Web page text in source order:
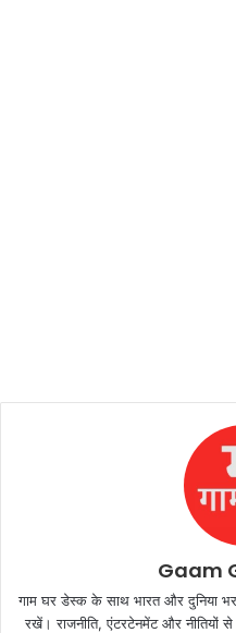
Gaam
गाम घर डेस्क के साथ भारत और दुनिया
रखें। राजनीति, एंटरटेनमेंट और नीतियों